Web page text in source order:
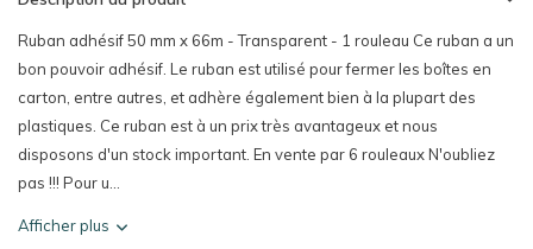
Ruban adhésif 50 mm x 66m - Transparent - 1 rouleau Ce ruban a un
bon pouvoir adhésif. Le ruban est utilisé pour fermer les boîtes en
carton, entre autres, et adhère également bien à la plupart des
plastiques. Ce ruban est à un prix très avantageux et nous
disposons d'un stock important. En vente par 6 rouleaux N'oubliez
pas !!! Pour u...
Afficher plus